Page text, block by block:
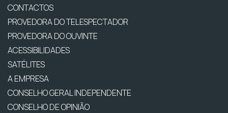
CONTACTOS
PROVEDORA DO TELESPECTADOR
PROVEDORA DO OUVINTE
ACESSIBILIDADES
SATÉLITES
A EMPRESA
CONSELHO GERAL INDEPENDENTE
CONSELHO DE OPINIÃO